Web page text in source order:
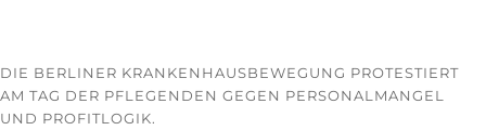
DIE BERLINER KRANKENHAUSBEWEGUNG PROTESTIERT
AM TAG DER PFLEGENDEN GEGEN PERSONALMANGEL
UND PROFITLOGIK.